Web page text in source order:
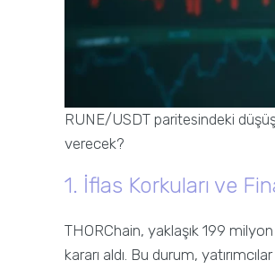
RUNE/USDT paritesindeki
verecek?
1. İflas Korkuları ve
THORChain, yaklaşık 199
kararı aldı. Bu durum,